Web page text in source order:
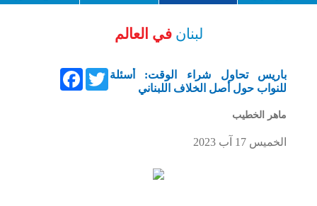
لبنان في العالم
FacebookTwitter باريس تحاول شراء الوقت: أسئلة
للنواب حول أصل الخلاف اللبناني
ماهر الخطيب
الخميس 17 آب 2023